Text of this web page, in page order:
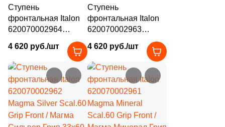
22.8x27.8 (
22.5x22.5 (4)
23.7x35.8 (1)
23.5x56 (1)
23.6x56 (1)
23.3x40.3 (4)
23x23 (5)
Ступень
фронтальная Italon
620070002964
Scal.60 Grip Front /
Магма Графит Грип
33x60 графит
структурированная
под камень
4 620 руб./шт
Ступень
фронтальная Italon
620070002963
Magma Fog Scal.60
Grip Front / Магма
Фог Грип 33x60
серая
структурированная
под камень
4 620 руб./шт